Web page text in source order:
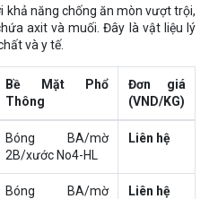
khả năng chống ăn mòn vượt trội,
axit và muối. Đây là vật liệu lý
và y tế.
Bề Mặt Phổ
Thông
Đơn giá
(VND/KG)
Bóng BA/mờ
2B/xước No4-HL
Liên hệ
Bóng BA/mờ
Liên hệ